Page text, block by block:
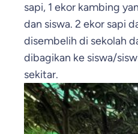
sapi, 1 ekor kambing
dan siswa. 2 ekor sapi
disembelih di sekolah
dibagikan ke siswa/
sekitar.